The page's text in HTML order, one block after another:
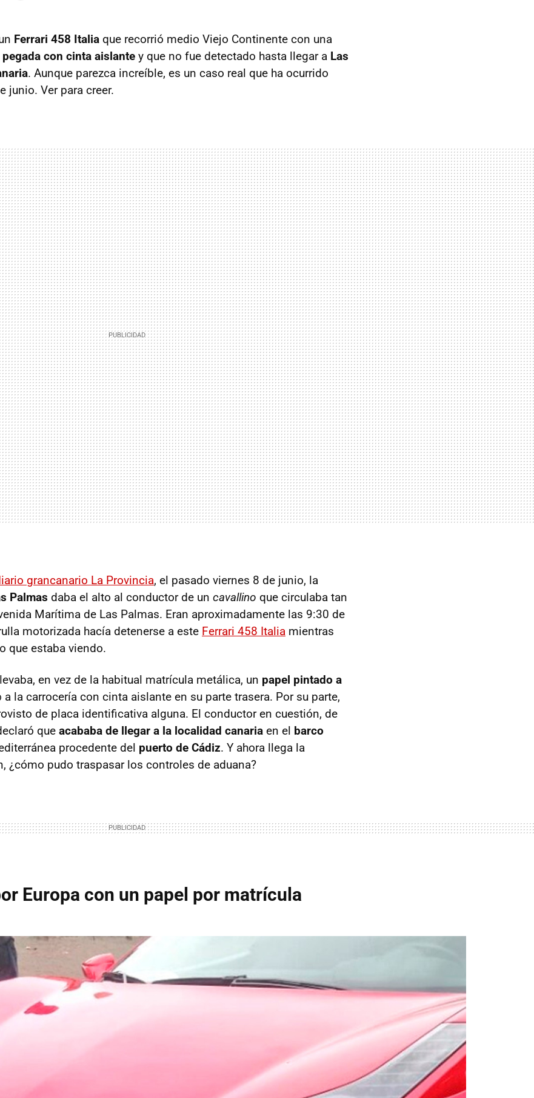
Ferrari 458 Italia que recorrió medio Viejo Continente con una
con cinta aislante y que no fue detectado hasta llegar a Las
. Aunque parezca increíble, es un caso real que ha ocurrido
junio. Ver para creer.
grancanario La Provincia, el pasado viernes 8 de junio, la
Palmas daba el alto al conductor de un cavallino que circulaba tan
Marítima de Las Palmas. Eran aproximadamente las 9:30 de
motorizada hacía detenerse a este Ferrari 458 Italia mientras
que estaba viendo.
en vez de la habitual matrícula metálica, un papel pintado a
a la carrocería con cinta aislante en su parte trasera. Por su parte,
de placa identificativa alguna. El conductor en cuestión, de
que acababa de llegar a la localidad canaria en el barco
procedente del puerto de Cádiz. Y ahora llega la
¿cómo pudo traspasar los controles de aduana?
Europa con un papel por matrícula